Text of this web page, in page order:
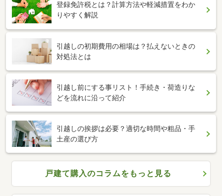
登録免許税とは？計算方法や軽減措置をわか
りやすく解説
引越しの初期費用の相場は？払えないときの
対処法とは
引越し前にする事リスト！手続き・荷造りな
どを流れに沿って紹介
引越しの挨拶は必要？適切な時間や粗品・手
土産の選び方
戸建て購入のコラムをもっと見る